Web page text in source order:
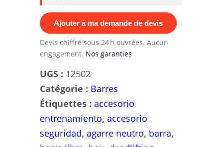
Ajouter à ma demande de devis
Devis chiffré sous 24 h ouvrées. Aucun
engagement. Nos garanties
UGS : 12502
Catégorie : Barres
Étiquettes : accesorio
entrenamiento, accesorio
seguridad, agarre neutro, barra,